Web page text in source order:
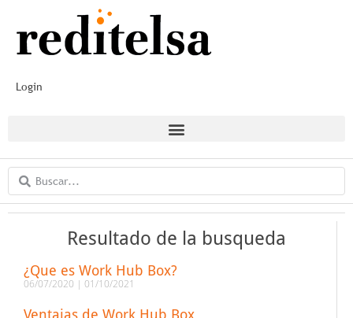
Login
Resultado de la busqueda
¿Que es Work Hub Box?
06/07/2020 01/10/2021
Ventajas de Work Hub Box